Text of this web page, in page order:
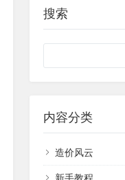
搜索
内容分类
造价风云